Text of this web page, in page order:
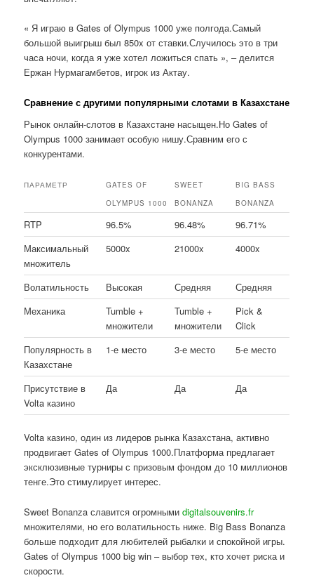
« Я играю в Gates of Olympus 1000 уже полгода.Самый
большой выигрыш был 850x от ставки.Случилось это в три
часа ночи, когда я уже хотел ложиться спать », – делится
Ержан Нурмагамбетов, игрок из Актау.
Сравнение с другими популярными слотами в Казахстане
Рынок онлайн-слотов в Казахстане насыщен.Но Gates of
Olympus 1000 занимает особую нишу.Сравним его с
конкурентами.
ПАРАМЕТР
GATES OF
OLYMPUS 1000
SWEET
BONANZA
BIG BASS
BONANZA
RTP 96.5% 96.48%
96.71%
Максимальный
множитель
5000x 21000x 4000x
Волатильность Высокая Средняя
Средняя
Механика
Tumble +
множители
Tumble +
множители
Pick &
Click
Популярность в
Казахстане
1-е место 3-е место 5-е место
Присутствие в
Volta казино
Да Да Да
Volta казино, один из лидеров рынка Казахстана, активно
продвигает Gates of Olympus 1000.Платформа предлагает
эксклюзивные турниры с призовым фондом до 10 миллионов
тенге.Это стимулирует интерес.
Sweet Bonanza славится огромнымиdigitalsouvenirs.fr
множителями, но его волатильность ниже. Big Bass Bonanza
больше подходит для любителей рыбалки и спокойной игры.
Gates of Olympus 1000 big win – выбор тех, кто хочет риска и
скорости.